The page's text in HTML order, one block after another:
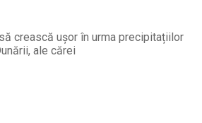
crească ușor în urma precipitațiilor
ale cărei